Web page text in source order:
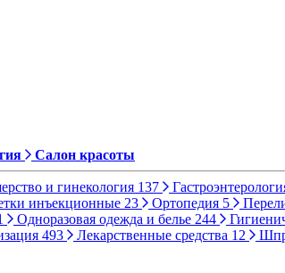
Салон красоты
и гинекология 137
инъекционные 23 Ортопедия 5
Одноразовая одежда и белье 244
493 Лекарственные средства 12